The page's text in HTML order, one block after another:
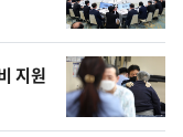
지원